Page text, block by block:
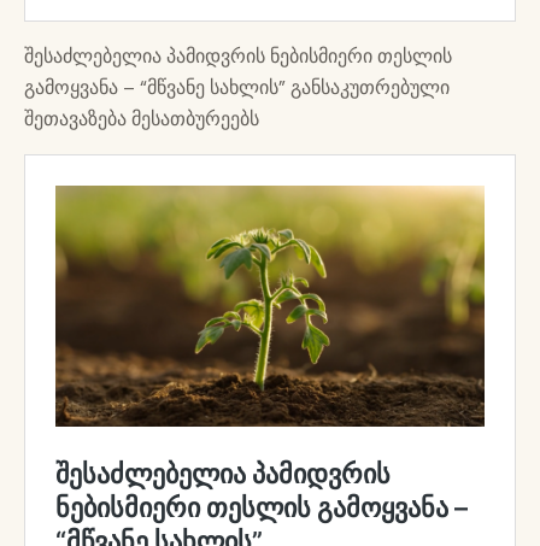
შესაძლებელია პამიდვრის ნებისმიერი თესლის
გამოყვანა – “მწვანე სახლის” განსაკუთრებული
შეთავაზება მესათბურეებს